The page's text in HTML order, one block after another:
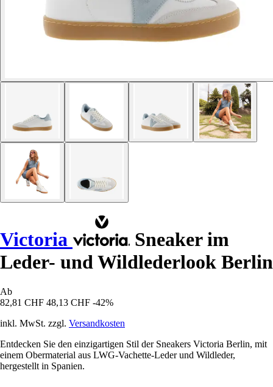
Victoria
Sneaker im
Leder- und Wildlederlook Berlin
Ab
82,81 CHF 48,13 CHF -42%
inkl. MwSt. zzgl. Versandkosten
Entdecken Sie den einzigartigen Stil der Sneakers Victoria Berlin, mit
einem Obermaterial aus LWG-Vachette-Leder und Wildleder,
hergestellt in Spanien.